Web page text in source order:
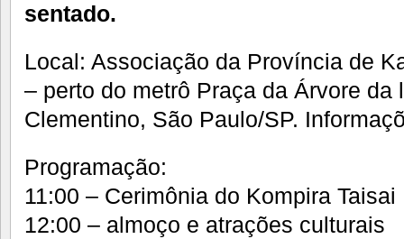
sentado.
Local: Associação da Província de
– perto do metrô Praça da Árvore da
Clementino, São Paulo/SP.
Programação:
11:00 – Cerimônia do Kompira Taisai
12:00 – almoço e atrações culturais